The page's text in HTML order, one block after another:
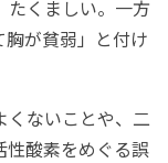
たくましい。一方
が貧弱」と付け
ないことや、二
性酸素をめぐる誤